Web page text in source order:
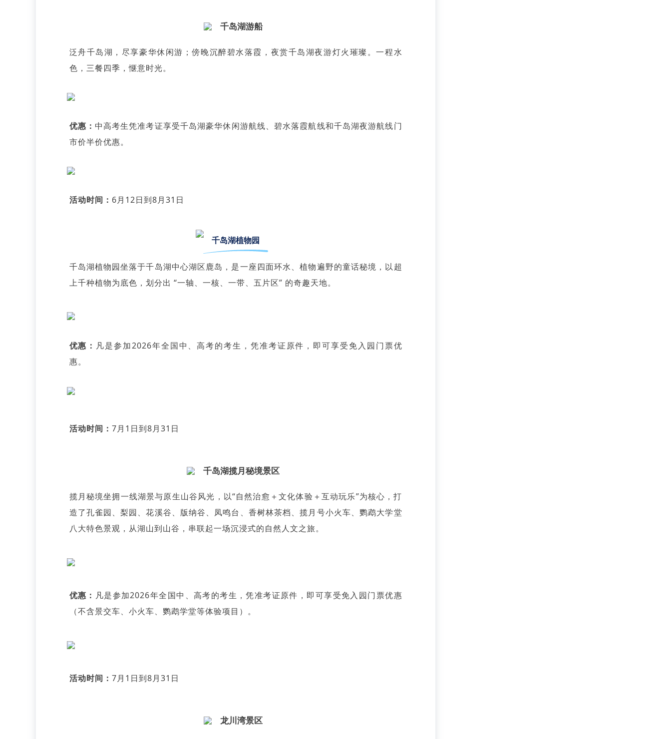
千岛湖游船
泛舟千岛湖，尽享豪华休闲游；傍晚沉醉碧水落霞，夜赏千岛湖夜游灯火璀璨。一程水
色，三餐四季，惬意时光。
优惠： 中高考生凭准考证享受千岛湖豪华休闲游航线、碧水落霞航线和千岛湖夜游航线门
市价半价优惠。
活动时间： 6月12日到8月31日
千岛湖植物园
千岛湖植物园坐落于千岛湖中心湖区鹿岛，是一座四面环水、植物遍野的童话秘境，以超
上千种植物为底色，划分出 “一轴、一核、一带、五片区” 的奇趣天地。
优惠： 凡是参加2026年全国中、高考的考生，凭准考证原件，即可享受免入园门票优
惠。
活动时间： 7月1日到8月31日
千岛湖揽月秘境景区
揽月秘境坐拥一线湖景与原生山谷风光，以“自然治愈＋文化体验＋互动玩乐”为核心，打
造了孔雀园、梨园、花溪谷、版纳谷、凤鸣台、香树林茶档、揽月号小火车、鹦鹉大学堂
八大特色景观，从湖山到山谷，串联起一场沉浸式的自然人文之旅。
优惠： 凡是参加2026年全国中、高考的考生，凭准考证原件，即可享受免入园门票优惠
（不含景交车、小火车、鹦鹉学堂等体验项目）。
活动时间： 7月1日到8月31日
龙川湾景区